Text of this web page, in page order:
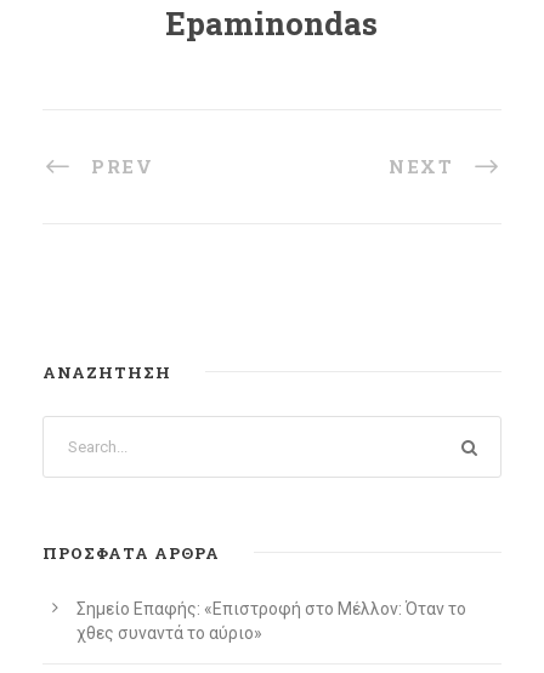
Epaminondas
PREV NEXT
ΑΝΑΖΉΤΗΣΗ
ΠΡΌΣΦΑΤΑ ΆΡΘΡΑ
Σημείο Επαφής: «Επιστροφή στο Μέλλον: Όταν το
χθες συναντά το αύριο»